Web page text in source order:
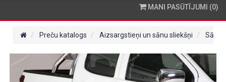
PIEGĀDE
KONTAKTINFORMĀCIJA
MANI PASŪTĪJUMI (0)
Preču katalogs Aizsargstieņi un sānu sliekšņi Sānu